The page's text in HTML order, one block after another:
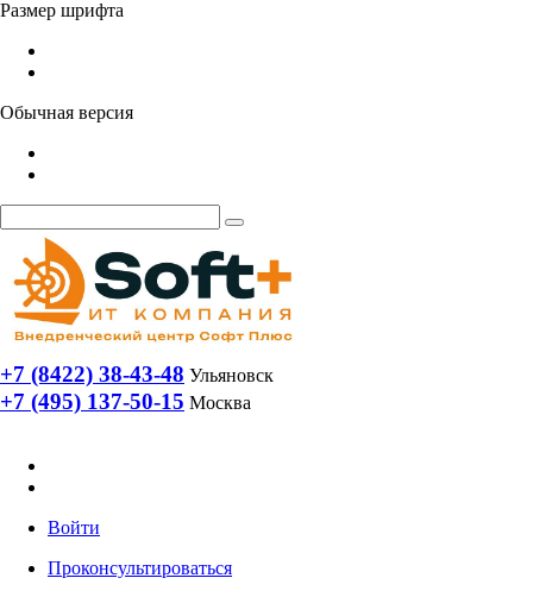
Размер шрифта
Обычная версия
+7 (8422) 38-43-48 Ульяновск
+7 (495) 137-50-15 Москва
Войти
Проконсультироваться